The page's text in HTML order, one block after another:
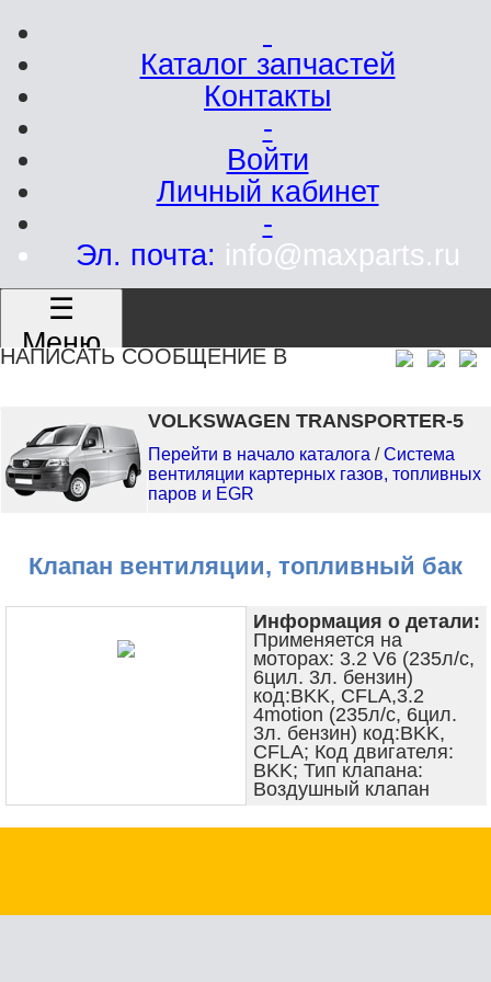
Каталог запчастей
Контакты
-
Войти
Личный кабинет
-
Эл. почта: info@maxparts.ru
☰
Меню
НАПИСАТЬ СООБЩЕНИЕ В
VOLKSWAGEN TRANSPORTER-5
Перейти в начало каталога /Система
вентиляции картерных газов, топливных
паров и EGR
Клапан вентиляции, топливный бак
Информация о детали:
Применяется на
моторах: 3.2 V6 (235л/с,
6цил. 3л. бензин)
код:BKK, CFLA,3.2
4motion (235л/с, 6цил.
3л. бензин) код:BKK,
CFLA; Код двигателя:
BKK; Тип клапана:
Воздушный клапан